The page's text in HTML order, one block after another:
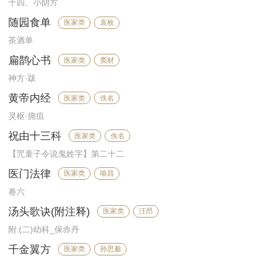
十四、小阴方
随园食单 医家类 袁枚
茶酒单
扁鹊心书 医家类 窦材
神方·跋
黄帝内经 医家类 佚名
灵枢·痈疽
祝由十三科 医家类 佚名
【咒童子令说鬼姓字】第二十二
医门法律 医家类 喻昌
卷六
汤头歌诀(附注释) 医家类 汪昂
附:(二)幼科_保赤丹
千金翼方 医家类 孙思邈